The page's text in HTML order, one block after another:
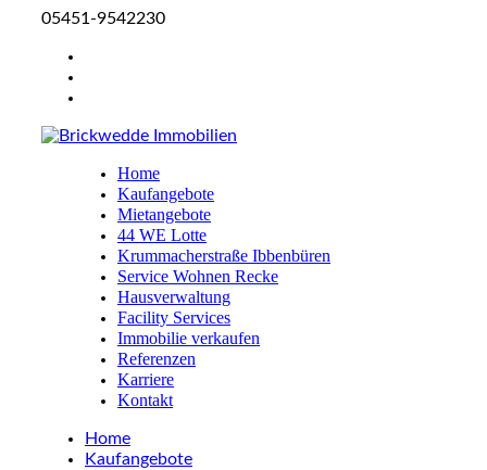
05451-9542230
Home
Kaufangebote
Mietangebote
44 WE Lotte
Krummacherstraße Ibbenbüren
Service Wohnen Recke
Hausverwaltung
Facility Services
Immobilie verkaufen
Referenzen
Karriere
Kontakt
Home
Kaufangebote